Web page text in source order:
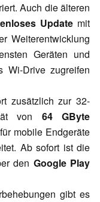
Auch die älteren
Updatemit
Weiterentwicklung
Geräten und
Wi-Drive zugreifen
zusätzlich zur 32-
von 64 GByte
mobile Endgeräte
Ab sofort ist die
den Google Play
gibt es